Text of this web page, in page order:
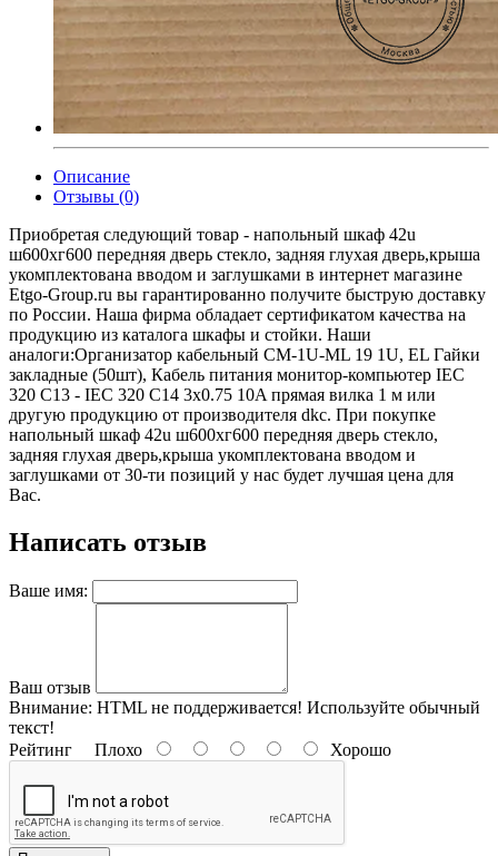
Описание
Отзывы (0)
Приобретая следующий товар - напольный шкаф 42u
ш600хг600 передняя дверь стекло, задняя глухая дверь,крыша
укомплектована вводом и заглушками в интернет магазине
Etgo-Group.ru вы гарантированно получите быструю доставку
по России. Наша фирма обладает сертификатом качества на
продукцию из каталога шкафы и стойки. Наши
аналоги:Организатор кабельный CM-1U-ML 19 1U, EL Гайки
закладные (50шт), Кабель питания монитор-компьютер IEC
320 C13 - IEC 320 C14 3x0.75 10A прямая вилка 1 м или
другую продукцию от производителя dkc. При покупке
напольный шкаф 42u ш600хг600 передняя дверь стекло,
задняя глухая дверь,крыша укомплектована вводом и
заглушками от 30-ти позиций у нас будет лучшая цена для
Вас.
Написать отзыв
Ваше имя:
Ваш отзыв
Внимание: HTML не поддерживается! Используйте обычный
текст!
Рейтинг Плохо Хорошо